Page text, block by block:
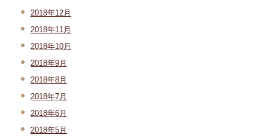
2018年12月
2018年11月
2018年10月
2018年9月
2018年8月
2018年7月
2018年6月
2018年5月